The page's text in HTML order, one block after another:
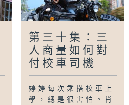
第三十集：三
人商量如何對
付校車司機
婷婷每次乘搭校車上
學，總是很害怕。肖